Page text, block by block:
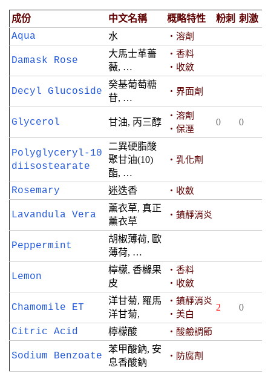
成份 中文名稱 概略特性 粉刺 刺激
Aqua 水 ‧溶劑
Damask Rose
大馬士革薔
薇, …
‧香料
‧收斂
Decyl Glucoside
癸基葡萄糖
苷, …
‧界面劑
Glycerol 甘油, 丙三醇
‧溶劑
‧保溼
0 0
Polyglyceryl-10
diisostearate
二異硬脂酸
聚甘油(10)
酯, …
‧乳化劑
Rosemary 迷迭香 ‧收斂
Lavandula Vera
薰衣草, 真正
薰衣草
‧鎮靜消炎
Peppermint
胡椒薄荷, 歐
薄荷, …
Lemon
檸檬, 香櫞果
皮
‧香料
‧收斂
Chamomile ET
洋甘菊, 羅馬
洋甘菊,
‧鎮靜消炎
‧美白
2 0
Citric Acid 檸檬酸 ‧酸鹼調節
Sodium Benzoate
苯甲酸鈉, 安
息香酸鈉
‧防腐劑